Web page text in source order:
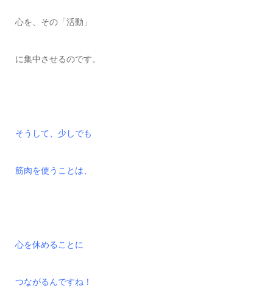
心を、その「活動」
に集中させるのです。
そうして、少しでも
筋肉を使うことは、
心を休めることに
つながるんですね！